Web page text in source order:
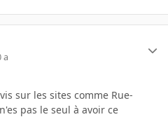
a
sur les sites comme Rue-
pas le seul à avoir ce